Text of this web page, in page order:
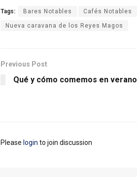
Tags: Bares Notables Cafés Notables
Nueva caravana de los Reyes Magos
Previous Post
Qué y cómo comemos en verano
Please login to join discussion